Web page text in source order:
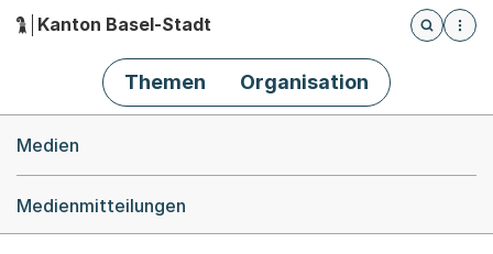
Hauptnavigation
Kanton Basel-Stadt
Öffnet
Themen Organisation
Medien
Medienmitteilungen